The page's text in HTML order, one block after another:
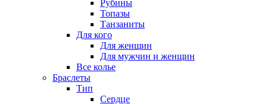
Рубины
Топазы
Танзаниты
Для кого
Для женщин
Для мужчин и женщин
Все колье
Браслеты
Тип
Сердце